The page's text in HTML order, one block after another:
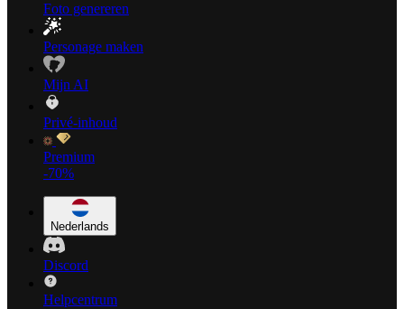
Foto genereren
Personage maken
Mijn AI
Privé-inhoud
Premium
-70%
Nederlands
Discord
Helpcentrum